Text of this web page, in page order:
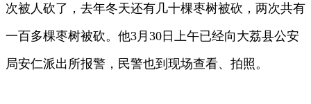
次被人砍了，去年冬天还有几十棵枣树被砍，两次共有
一百多棵枣树被砍。他3月30日上午已经向大荔县公安
局安仁派出所报警，民警也到现场查看、拍照。